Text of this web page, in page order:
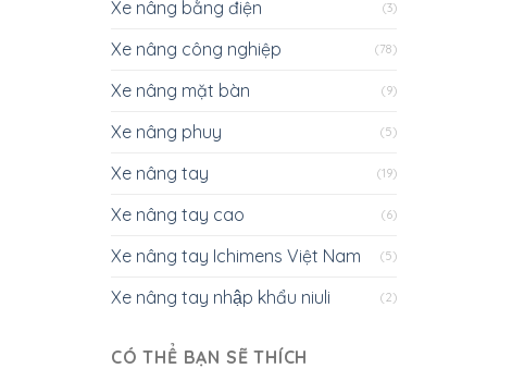
Xe nâng bằng điện (3)
Xe nâng công nghiệp (78)
Xe nâng mặt bàn (9)
Xe nâng phuy (5)
Xe nâng tay (19)
Xe nâng tay cao (6)
Xe nâng tay Ichimens Việt Nam (5)
Xe nâng tay nhập khẩu niuli (2)
CÓ THỂ BẠN SẼ THÍCH